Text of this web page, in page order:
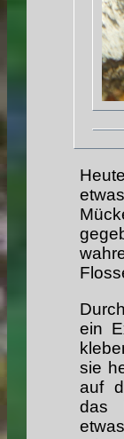
ein
sie
auf
das